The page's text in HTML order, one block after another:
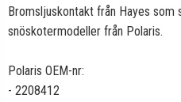
Bromsljuskontakt från Hayes som
snöskotermodeller från Polaris.
Polaris OEM-nr:
- 2208412